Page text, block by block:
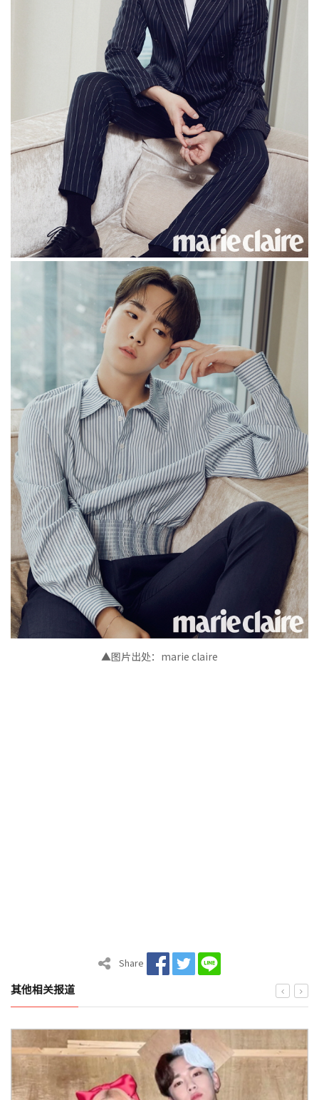
▲图片出处：marie claire
Share
其他相关报道